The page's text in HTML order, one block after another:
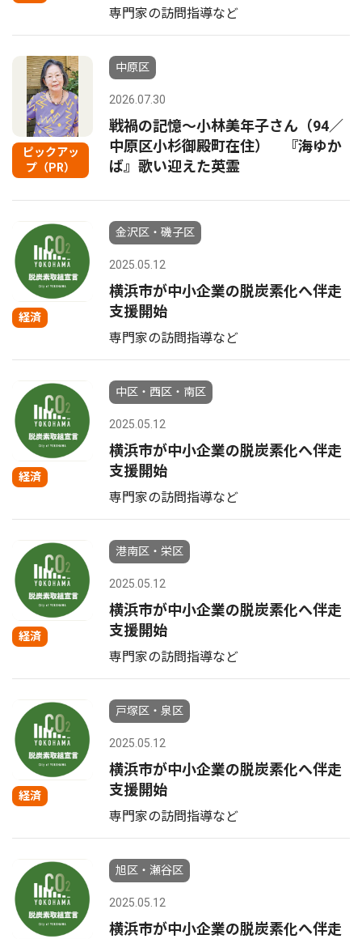
専門家の訪問指導など
ピックアッ
プ（PR）
中原区
2026.07.30
戦禍の記憶〜小林美年子さん（94／
中原区小杉御殿町在住） 『海ゆか
ば』歌い迎えた英霊
経済
金沢区・磯子区
2025.05.12
横浜市が中小企業の脱炭素化へ伴走
支援開始
専門家の訪問指導など
経済
中区・西区・南区
2025.05.12
横浜市が中小企業の脱炭素化へ伴走
支援開始
専門家の訪問指導など
経済
港南区・栄区
2025.05.12
横浜市が中小企業の脱炭素化へ伴走
支援開始
専門家の訪問指導など
経済
戸塚区・泉区
2025.05.12
横浜市が中小企業の脱炭素化へ伴走
支援開始
専門家の訪問指導など
旭区・瀬谷区
2025.05.12
横浜市が中小企業の脱炭素化へ伴走